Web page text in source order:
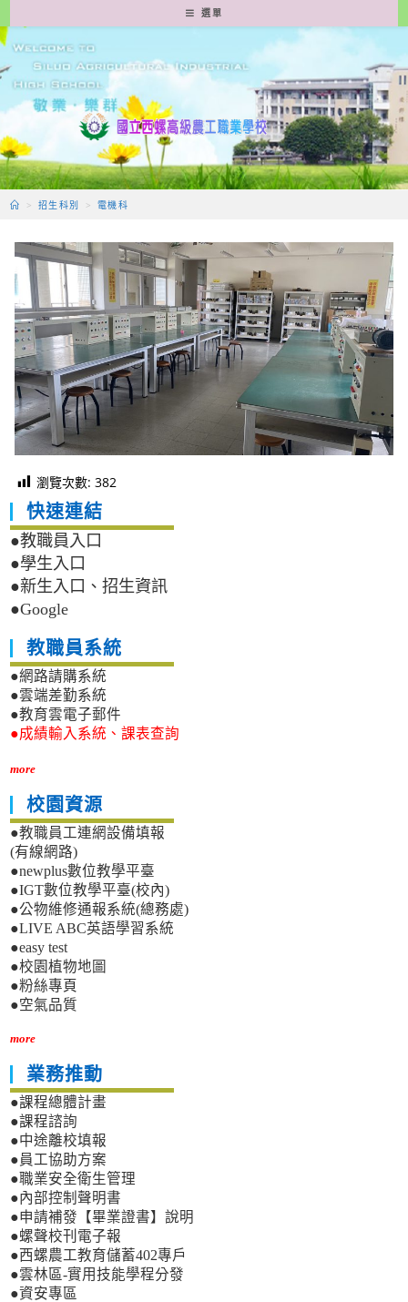
轉
至
要
容
選單
> 招生科別 > 電機科
瀏覽次數: 382
快速連結
●教職員入口
●學生入口
●新生入口、招生資訊
●Google
教職員系統
●網路請購系統
●雲端差勤系統
●教育雲電子郵件
●成績輸入系統、課表查詢
more
校園資源
●教職員工連網設備填報
(有線網路)
●newplus數位教學平臺
●IGT數位教學平臺(校內)
●公物維修通報系統(總務處)
●LIVE ABC英語學習系統
●easy test
●校園植物地圖
●粉絲專頁
●空氣品質
more
業務推動
●課程總體計畫
●課程諮詢
●中途離校填報
●員工協助方案
●職業安全衛生管理
●內部控制聲明書
●申請補發【畢業證書】說明
●螺聲校刊電子報
●西螺農工教育儲蓄402專戶
●雲林區-實用技能學程分發
●資安專區